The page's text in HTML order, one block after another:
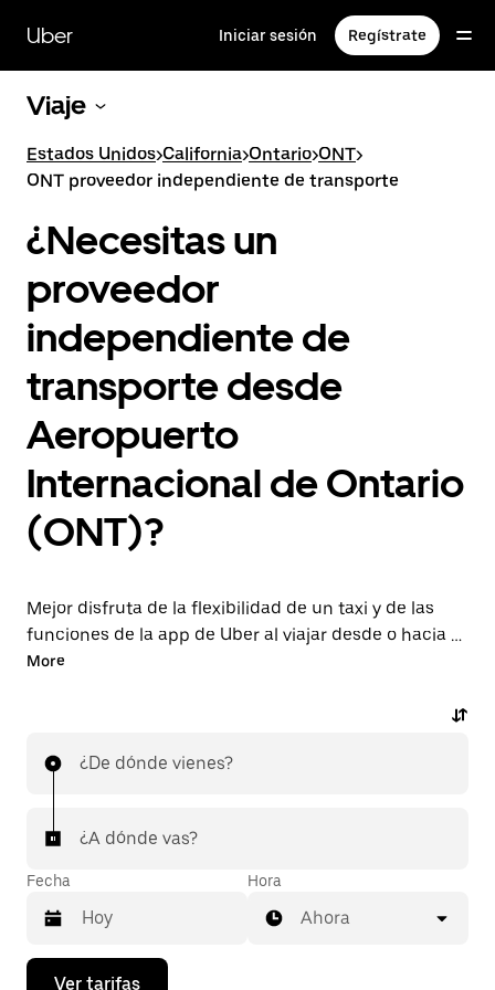
contenido
principal
Uber Iniciar sesión Regístrate
Viaje
Estados Unidos>California>Ontario>ONT>
ONT proveedor independiente de transporte
¿Necesitas un
proveedor
independiente de
transporte desde
Aeropuerto
Internacional de Ontario
(ONT)?
Mejor disfruta de la flexibilidad de un taxi y de las
funciones de la app de Uber al viajar desde o hacia el
aeropuerto ONT. Solicita viajes de última hora a
sencilla.
More
¿De dónde vienes?
¿A dónde vas?
Fecha
Presiona
Hora
Ahora
Ver tarifas